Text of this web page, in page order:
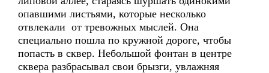
опавшими листьями, которые несколько
отвлекали от тревожных мыслей. Она
специально пошла по кружной дороге, чтобы
попасть в сквер. Небольшой фонтан в центре
сквера разбрасывал свои брызги, увлажняя